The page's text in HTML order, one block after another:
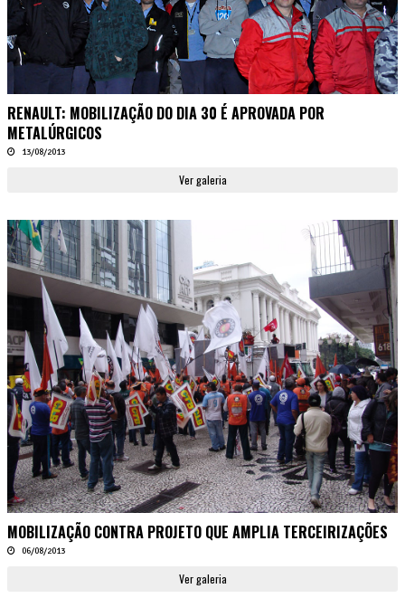
RENAULT: MOBILIZAÇÃO DO DIA 30 É APROVADA POR
METALÚRGICOS
13/08/2013
Ver galeria
MOBILIZAÇÃO CONTRA PROJETO QUE AMPLIA TERCEIRIZAÇÕES
06/08/2013
Ver galeria